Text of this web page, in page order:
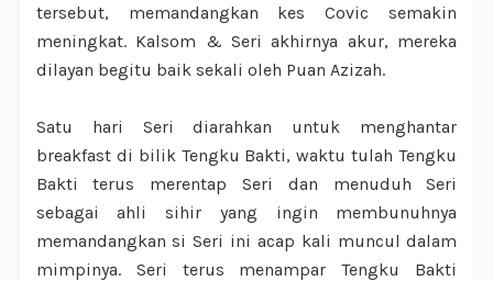
tersebut, memandangkan kes Covic semakin
meningkat. Kalsom & Seri akhirnya akur, mereka
dilayan begitu baik sekali oleh Puan Azizah.
Satu hari Seri diarahkan untuk menghantar
breakfast di bilik Tengku Bakti, waktu tulah Tengku
Bakti terus merentap Seri dan menuduh Seri
sebagai ahli sihir yang ingin membunuhnya
memandangkan si Seri ini acap kali muncul dalam
mimpinya. Seri terus menampar Tengku Bakti